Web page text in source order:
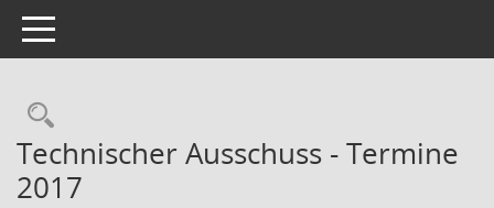
Toggle navigation
Technischer Ausschuss - Termine
2017